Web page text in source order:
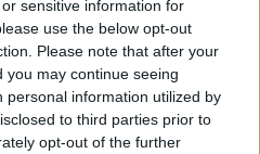
sensitive information for
use the below opt-out
Please note that after your
may continue seeing
personal information utilized by
to third parties prior to
opt-out of the further